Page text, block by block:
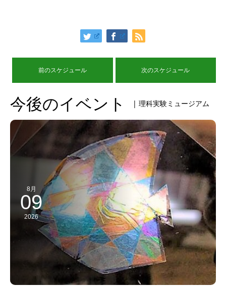
前のスケジュール 次のスケジュール
今後のイベント | 理科実験ミュージアム
8月
09
2026